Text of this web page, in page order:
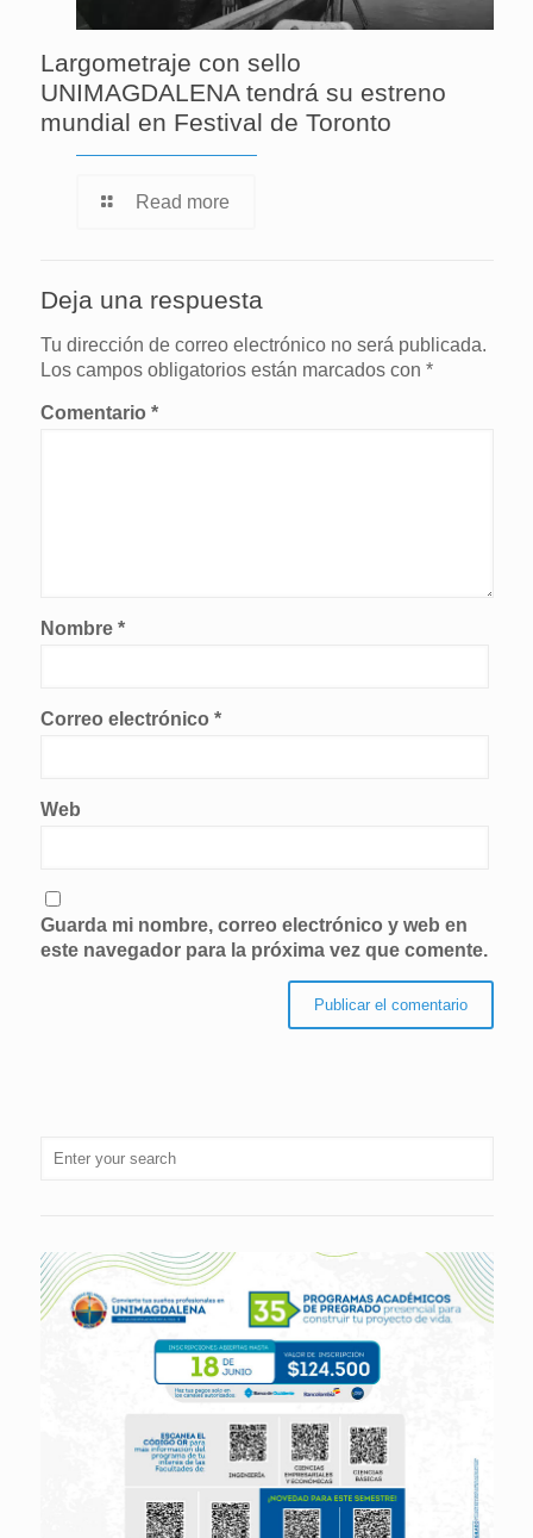
Largometraje con sello
UNIMAGDALENA tendrá su estreno
mundial en Festival de Toronto
Read more
Deja una respuesta
Tu dirección de correo electrónico no será publicada.
Los campos obligatorios están marcados con *
Comentario *
Nombre *
Correo electrónico *
Web
Guarda mi nombre, correo electrónico y web en
este navegador para la próxima vez que comente.